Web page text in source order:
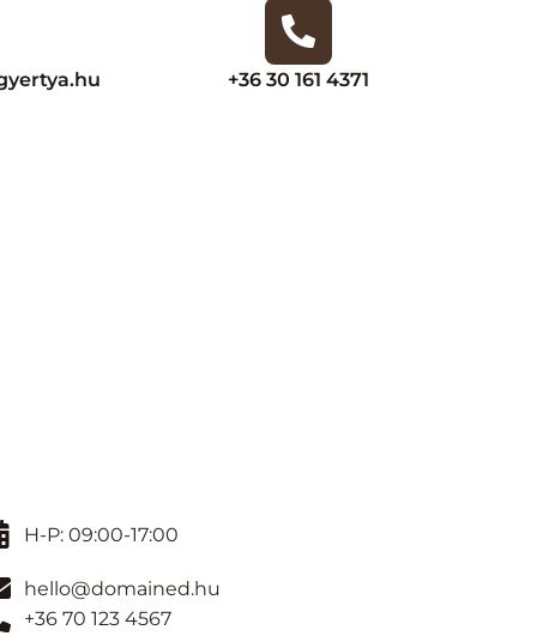
+36 30 161 4371
H-P: 09:00-17:00
hello@domained.hu
+36 70 123 4567